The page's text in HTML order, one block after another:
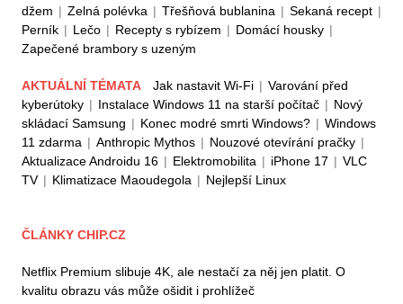
džem | Zelná polévka | Třešňová bublanina | Sekaná recept |
Perník | Lečo | Recepty s rybízem | Domácí housky |
Zapečené brambory s uzeným
AKTUÁLNÍ TÉMATA Jak nastavit Wi-Fi | Varování před
kyberútoky | Instalace Windows 11 na starší počítač | Nový
skládací Samsung | Konec modré smrti Windows? | Windows
11 zdarma | Anthropic Mythos | Nouzové otevírání pračky |
Aktualizace Androidu 16 | Elektromobilita | iPhone 17 | VLC
TV | Klimatizace Maoudegola | Nejlepší Linux
ČLÁNKY CHIP.CZ
Netflix Premium slibuje 4K, ale nestačí za něj jen platit. O
kvalitu obrazu vás může ošidit i prohlížeč